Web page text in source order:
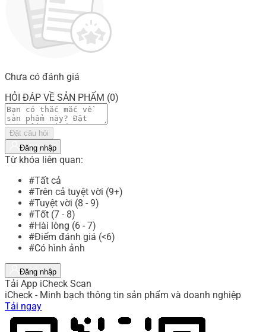
Chưa có đánh giá
HỎI ĐÁP VỀ SẢN PHẨM (0)
Đặt câu hỏi
Đăng nhập
Từ khóa liên quan:
#Tất cả
#Trên cả tuyệt vời (9+)
#Tuyệt vời (8 - 9)
#Tốt (7 - 8)
#Hài lòng (6 - 7)
#Điểm đánh giá (<6)
#Có hình ảnh
Đăng nhập
Tải App iCheck Scan
iCheck - Minh bạch thông tin sản phẩm và doanh nghiệp
Tải ngay